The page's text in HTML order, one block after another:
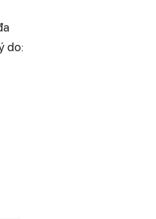
do: